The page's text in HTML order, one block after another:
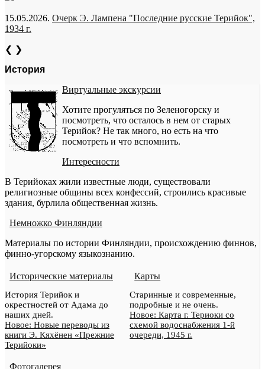
15.05.2026. Очерк Э. Лампена "Последние русские Терийок",
1934 г.
❮ ❯
История
Виртуальные экскурсии
Хотите прогуляться по Зеленогорску и
посмотреть, что осталось в нем от старых
Терийок? Не так много, но есть на что
посмотреть и что вспомнить.
Интересности
В Терийоках жили известные люди, существовали
религиозные общины всех конфессий, строились красивые
здания, бурлила общественная жизнь.
Немножко Финляндии
Материалы по истории Финляндии, происхождению финнов,
финно-угорскому языкознанию.
Исторические материалы
История Терийок и
окрестностей от Адама до
наших дней.
Новое: Новые переводы из
книги Э. Кяхёнен «Прежние
Терийоки»
Карты
Старинные и современные,
подробные и не очень.
Новое: Карта г. Териоки со
схемой водоснабжения 1-й
очереди, 1945 г.
Фотогалерея